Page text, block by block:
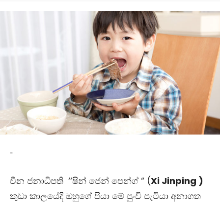
-
චීන ජනාධිපති ‘‘ෂින් ජෙන් පෙන්ග් “ (Xi Jinping )
කුඩා කාලයේදි ඔහුගේ පියා මේ පුංචි පැටියා අනාගත